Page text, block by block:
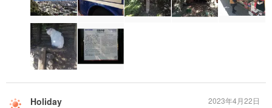
Holiday 2023年4月22日